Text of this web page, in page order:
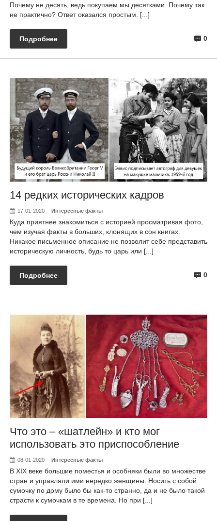
Почему не десять, ведь покупаем мы десятками. Почему так
не практично? Ответ оказался простым. [...]
0
Подробнее
14 редких исторических кадров
17-01-2020 Интересные факты
Куда приятнее знакомиться с историей просматривая фото,
чем изучая факты в больших, клонящих в сон книгах.
Никакое письменное описание не позволит себе представить
историческую личность, будь то царь или [...]
0
Подробнее
Что это – «шатлейн» и кто мог
использовать это приспособление
08-01-2020 Интересные факты
В XIX веке большие поместья и особняки были во множестве
стран и управляли ими нередко женщины. Носить с собой
сумочку по дому было бы как-то странно, да и не было такой
страсти к сумочкам в те времена. Но при [...]